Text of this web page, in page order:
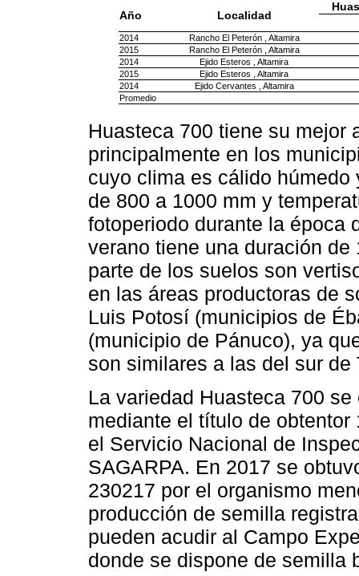
Año Localidad
2014
Rancho El Peterón , Altamira
2015
Rancho El Peterón , Altamira
2014
Ejido Esteros , Altamira
2015
Ejido Esteros , Altamira
2014
Ejido Cervantes , Altamira
Promedio
Huasteca 700 tiene su mejor
principalmente en los
cuyo clima es cálido
de 800 a 1000 mm y
fotoperiodo durante la época
verano tiene una duración
parte de los suelos son
en las áreas productoras de
Luis Potosí (municipios de
(municipio de Pánuco), ya
son similares a las del sur de
La variedad Huasteca 700
mediante el título de
el Servicio Nacional de
SAGARPA. En 2017 se
230217 por el organismo
producción de semilla
pueden acudir al Campo
donde se dispone de semilla